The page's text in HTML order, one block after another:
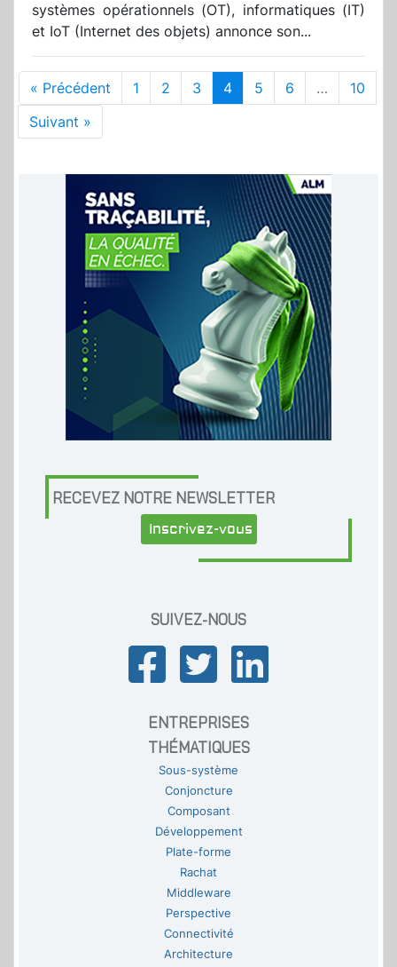
systèmes opérationnels (OT), informatiques (IT)
et IoT (Internet des objets) annonce son...
« Précédent 1 2 3 4 5 6 …
10
Suivant »
RECEVEZ NOTRE NEWSLETTER
Inscrivez-vous
SUIVEZ-NOUS
ENTREPRISES
THÉMATIQUES
Sous-système
Conjoncture
Composant
Développement
Plate-forme
Rachat
Middleware
Perspective
Connectivité
Architecture